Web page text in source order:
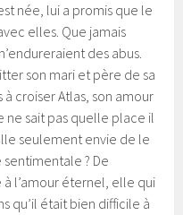
née, lui a promis que le
elles. Que jamais
des abus.
son mari et père de sa
croiser Atlas, son amour
ne sait pas quelle place il
seulement envie de le
sentimentale ? De
l’amour éternel, elle qui
qu’il était bien difficile à